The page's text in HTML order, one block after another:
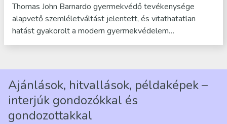
Thomas John Barnardo gyermekvédő tevékenysége
alapvető szemléletváltást jelentett, és vitathatatlan
hatást gyakorolt a modern gyermekvédelem…
Ajánlások, hitvallások, példaképek –
interjúk gondozókkal és
gondozottakkal